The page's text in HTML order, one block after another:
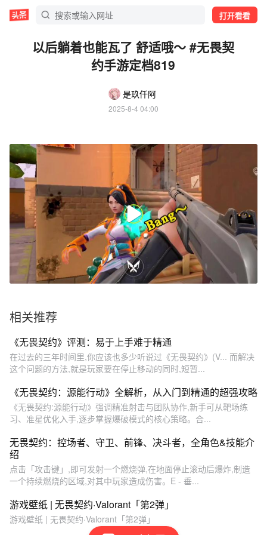
打开看看
以后躺着也能瓦了 舒适哦～ #无畏契
约手游定档819
是玖仟阿
2025-8-4 04:00
相关推荐
《无畏契约》评测：易于上手难于精通
在过去的三年时间里,你应该也多少听说过《无畏契约》(V... 而解决
这个问题的方法,就是玩家要在停止移动的同时,短暂...
《无畏契约：源能行动》全解析，从入门到精通的超强攻略
《无畏契约:源能行动》强调精准射击与团队协作,新手可从靶场练
习、准星优化入手,逐步掌握爆破模式的核心策略。合...
无畏契约：控场者、守卫、前锋、决斗者，全角色&技能介
绍
点击「攻击键」,即可发射一个燃烧弹,在地面停止滚动后爆炸,制造
一个持续燃烧的区域,对其中玩家造成伤害。E - 垂...
游戏壁纸 | 无畏契约·Valorant「第2弹」
游戏壁纸 | 无畏契约·Valorant「第2弹」